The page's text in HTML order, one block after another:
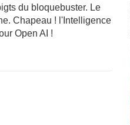
du bloquebuster. Le
Chapeau ! l'Intelligence
Open AI !